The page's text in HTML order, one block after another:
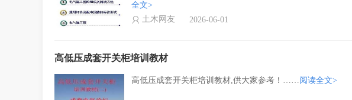
全文>
土木网友
2026-06-01
高低压成套开关柜培训教材
高低压成套开关柜培训教材,供大家参考！……阅读全文>